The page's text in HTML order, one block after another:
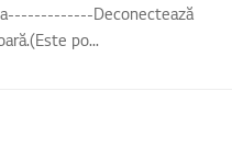
Deconectează
po...